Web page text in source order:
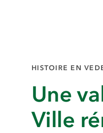
HISTOIRE EN
Une
Ville